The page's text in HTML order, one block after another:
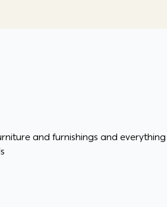
and furnishings and everything